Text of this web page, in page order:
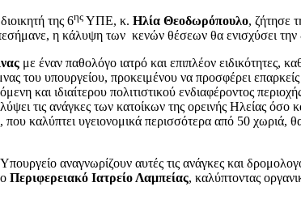
της 6ης ΥΠΕ, κ. Ηλία Θεοδωρόπουλο, ζήτησε
η κάλυψη των κενών θέσεων θα ενισχύσει την
με έναν παθολόγο ιατρό και επιπλέον ειδικότητες,
του υπουργείου, προκειμένου να προσφέρει
και ιδιαίτερου πολιτιστικού ενδιαφέροντος
τις ανάγκες των κατοίκων της ορεινής Ηλείας όσο
καλύπτει υγειονομικά περισσότερα από 50 χωριά,
αναγνωρίζουν αυτές τις ανάγκες και
Περιφερειακό Ιατρείο Λαμπείας, καλύπτοντας